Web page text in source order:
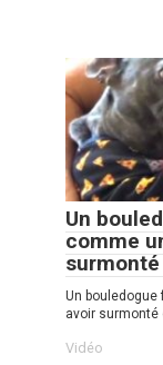
Un
comme
Un
avoir surmonté
Vidéo